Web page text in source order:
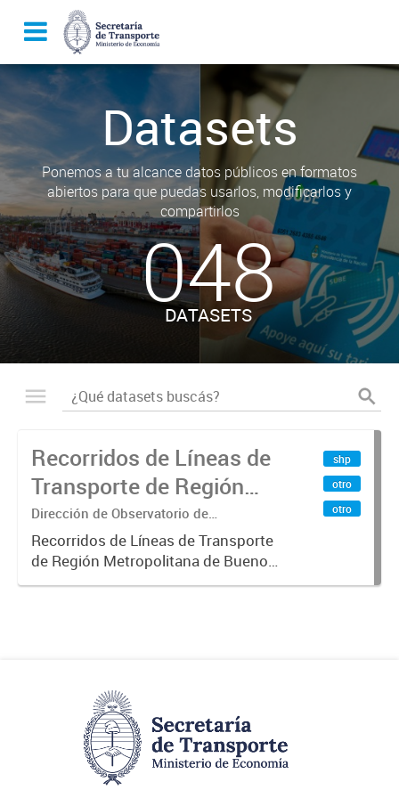
Datasets
Ponemos a tu alcance datos públicos en formatos
abiertos para que puedas usarlos, modificarlos y
compartirlos
048
DATASETS
Recorridos de Líneas de
Transporte de Región
Metropolitana de
Buenos Aires (RMBA)
Dirección de Observatorio de
Transporte, Estudio y Sistemas
Recorridos de Líneas de Transporte
de Región Metropolitana de Buenos
Aires (RMBA).-
shp
otro
otro